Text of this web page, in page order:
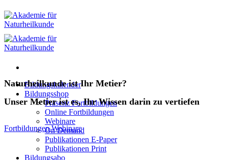
Bildungskalender
Bildungsshop
Präsenz Fortbildungen
Online Fortbildungen
Webinare
On Demand
Publikationen E-Paper
Publikationen Print
Bildungsabo
Naturheilkunde ist Ihr Metier?
Unser Metier ist es, Ihr Wissen darin zu vertiefen
Fortbildungen Webinare